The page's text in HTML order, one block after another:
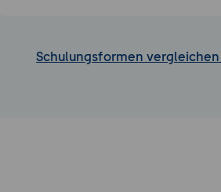
Schulungsformen vergleichen